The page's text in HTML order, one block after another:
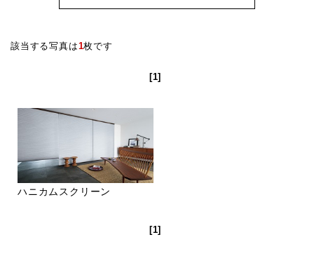
該当する写真は1枚です
[1]
ハニカムスクリーン
[1]